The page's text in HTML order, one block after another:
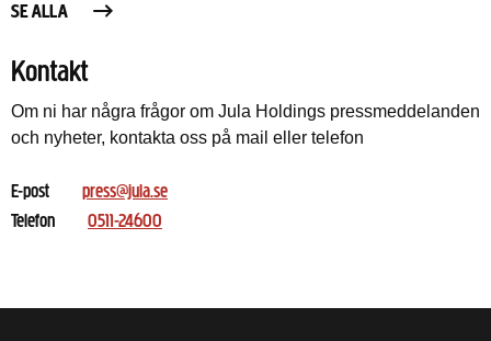
SE ALLA
Kontakt
Om ni har några frågor om Jula Holdings pressmeddelanden
och nyheter, kontakta oss på mail eller telefon
E-post
press@jula.se
Telefon
0511-24600